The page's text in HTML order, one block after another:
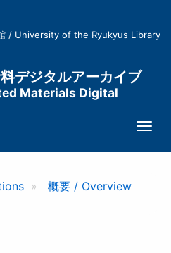
/ University of the Ryukyus Library
デジタルアーカイブ
Materials Digital
概要 / Overview